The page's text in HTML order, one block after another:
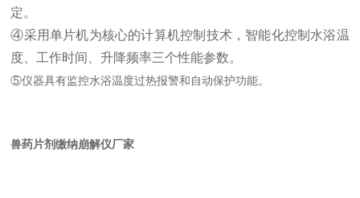
定。
④采用单片机为核心的计算机控制技术，智能化控制水浴温
度、工作时间、升降频率三个性能参数。
⑤仪器具有监控水浴温度过热报警和自动保护功能。
兽药片剂缴纳崩解仪厂家